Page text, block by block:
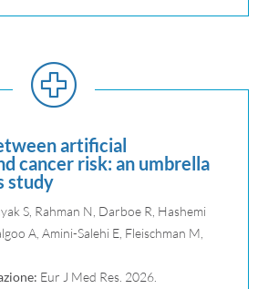
artificial
cancer risk: an umbrella
study
S, Rahman N, Darboe R, Hashemi
A, Amini-Salehi E, Fleischman M,
Eur J Med Res. 2026.